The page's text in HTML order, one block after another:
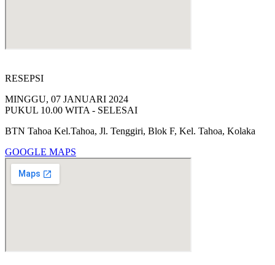
RESEPSI
MINGGU, 07 JANUARI 2024
PUKUL 10.00 WITA - SELESAI
BTN Tahoa Kel.Tahoa, Jl. Tenggiri, Blok F, Kel. Tahoa, Kolaka
GOOGLE MAPS